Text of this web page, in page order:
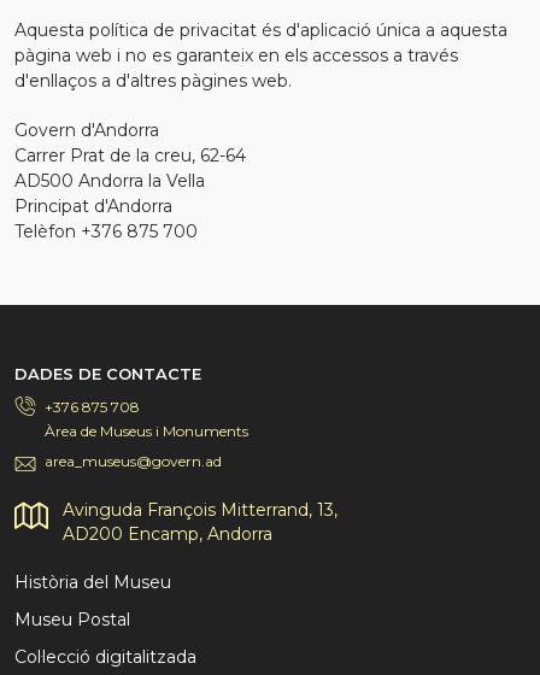
Aquesta política de privacitat és d'aplicació única a aquesta
pàgina web i no es garanteix en els accessos a través
d'enllaços a d'altres pàgines web.
Govern d'Andorra
Carrer Prat de la creu, 62-64
AD500 Andorra la Vella
Principat d'Andorra
Telèfon +376 875 700
DADES DE CONTACTE
+376 875 708
Àrea de Museus i Monuments
area_museus@govern.ad
Avinguda François Mitterrand, 13,
AD200 Encamp, Andorra
Història del Museu
Museu Postal
Col·lecció digitalitzada